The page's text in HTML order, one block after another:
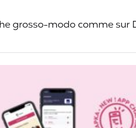
grosso-modo comme sur